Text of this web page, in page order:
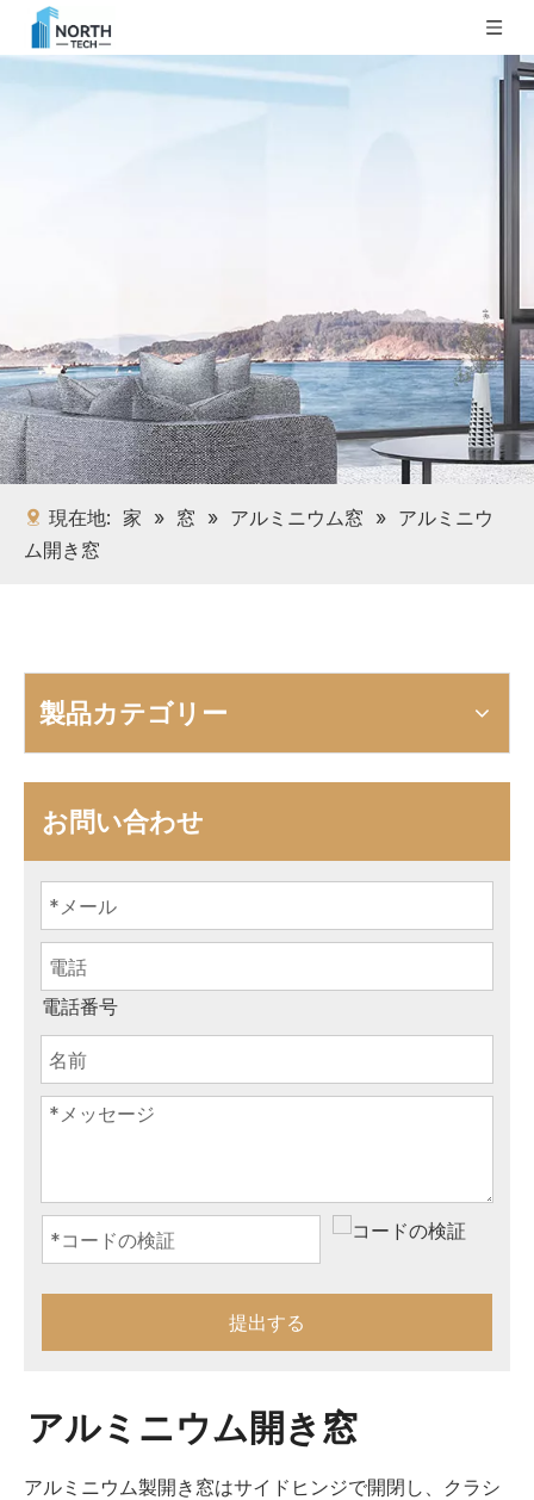
現在地: 家 » 窓 » アルミニウム窓 » アルミニウ
ム開き窓
製品カテゴリー
お問い合わせ
電話番号
提出する
アルミニウム開き窓
アルミニウム製開き窓はサイドヒンジで開閉し、クラシ